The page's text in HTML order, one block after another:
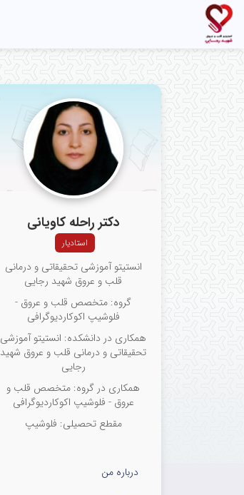
دکتر راحله کاویانی
استادیار
انستیتو آموزشی تحقیقاتی و درمانی
قلب و عروق شهید رجایی
گروه: متخصص قلب و عروق -
فلوشیپ اکوکاردیوگرافی
همکاری در دانشکده: انستیتو آموزشی
تحقیقاتی و درمانی قلب و عروق شهید
رجایی
همکاری در گروه: متخصص قلب و
عروق - فلوشیپ اکوکاردیوگرافی
مقطع تحصیلی: فلوشیپ
درباره من